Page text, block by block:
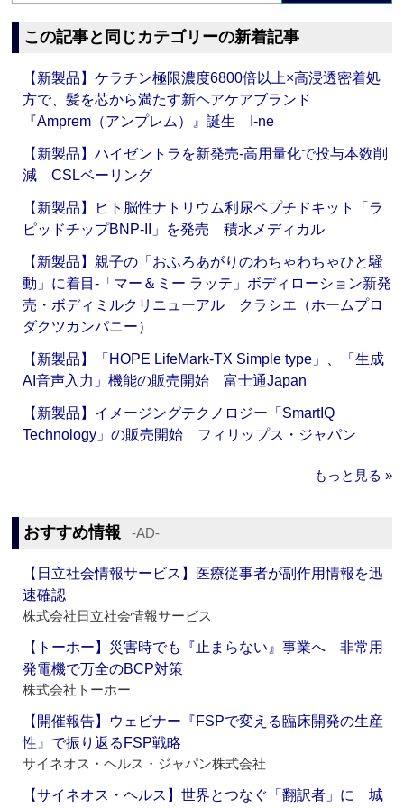
この記事と同じカテゴリーの新着記事
【新製品】ケラチン極限濃度6800倍以上×高浸透密着処
方で、髪を芯から満たす新ヘアケアブランド
『Amprem（アンプレム）』誕生 I-ne
【新製品】ハイゼントラを新発売‐高用量化で投与本数削
減 CSLベーリング
【新製品】ヒト脳性ナトリウム利尿ペプチドキット「ラ
ピッドチップBNP-II」を発売 積水メディカル
【新製品】親子の「おふろあがりのわちゃわちゃひと騒
動」に着目‐「マー＆ミー ラッテ」ボディローション新発
売・ボディミルクリニューアル クラシエ（ホームプロ
ダクツカンパニー）
【新製品】「HOPE LifeMark-TX Simple type」、「生成
AI音声入力」機能の販売開始 富士通Japan
【新製品】イメージングテクノロジー「SmartIQ
Technology」の販売開始 フィリップス・ジャパン
もっと見る »
おすすめ情報 ‐AD‐
【日立社会情報サービス】医療従事者が副作用情報を迅
速確認
株式会社日立社会情報サービス
【トーホー】災害時でも『止まらない』事業へ 非常用
発電機で万全のBCP対策
株式会社トーホー
【開催報告】ウェビナー『FSPで変える臨床開発の生産
性』で振り返るFSP戦略
サイネオス・ヘルス・ジャパン株式会社
【サイネオス・ヘルス】世界とつなぐ「翻訳者」に 城